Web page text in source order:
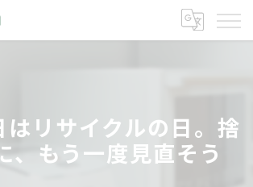
リサイクルの日。捨
、もう一度見直そう